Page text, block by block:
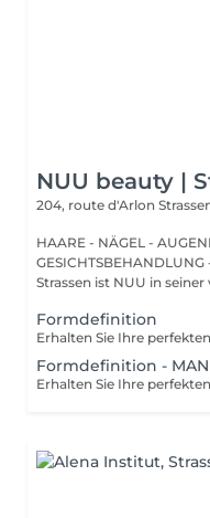
NUU beauty |
204, route d'Arlon
HAARE - NÄGEL -
Strassen ist NUU in
Formdefinition
Formdefinition -